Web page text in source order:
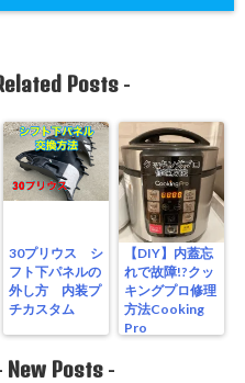
Posts-
30プリウス シ
フト下パネルの
外し方 内装プ
チカスタム
【DIY】内蓋忘
れで故障!?クッ
キングプロ修理
方法Cooking
Pro
New Posts -